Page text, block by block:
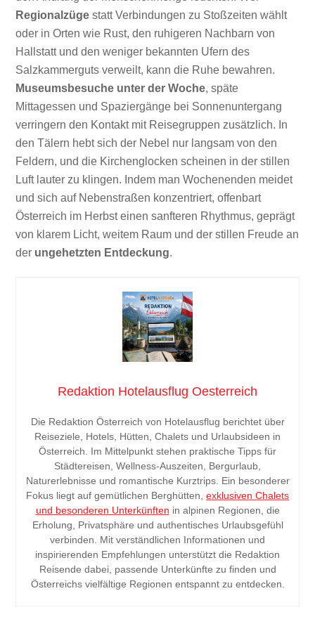
Regionalzüge statt Verbindungen zu Stoßzeiten wählt
oder in Orten wie Rust, den ruhigeren Nachbarn von
Hallstatt und den weniger bekannten Ufern des
Salzkammerguts verweilt, kann die Ruhe bewahren.
Museumsbesuche unter der Woche, späte
Mittagessen und Spaziergänge bei Sonnenuntergang
verringern den Kontakt mit Reisegruppen zusätzlich. In
den Tälern hebt sich der Nebel nur langsam von den
Feldern, und die Kirchenglocken scheinen in der stillen
Luft lauter zu klingen. Indem man Wochenenden meidet
und sich auf Nebenstraßen konzentriert, offenbart
Österreich im Herbst einen sanfteren Rhythmus, geprägt
von klarem Licht, weitem Raum und der stillen Freude an
der ungehetzten Entdeckung.
Redaktion Hotelausflug Oesterreich
Die Redaktion Österreich von Hotelausflug berichtet über
Reiseziele, Hotels, Hütten, Chalets und Urlaubsideen in
Österreich. Im Mittelpunkt stehen praktische Tipps für
Städtereisen, Wellness-Auszeiten, Bergurlaub,
Naturerlebnisse und romantische Kurztrips. Ein besonderer
Fokus liegt auf gemütlichen Berghütten, exklusiven Chalets
und besonderen Unterkünften in alpinen Regionen, die
Erholung, Privatsphäre und authentisches Urlaubsgefühl
verbinden. Mit verständlichen Informationen und
inspirierenden Empfehlungen unterstützt die Redaktion
Reisende dabei, passende Unterkünfte zu finden und
Österreichs vielfältige Regionen entspannt zu entdecken.